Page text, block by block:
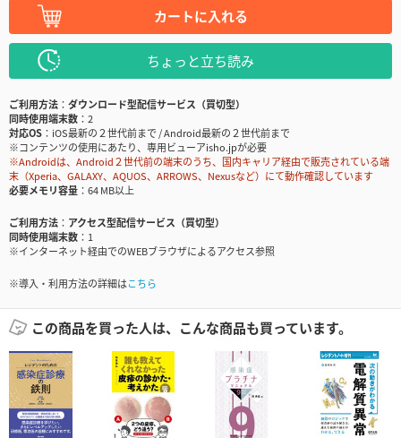
カートに入れる
ちょっと立ち読み
ご利用方法
ダウンロード型配信サービス（買切型）
同時使用端末数
2
対応OS
iOS最新の２世代前まで / Android最新の２世代前まで
※コンテンツの使用にあたり、専用ビューアisho.jpが必要
※Androidは、Android２世代前の端末のうち、国内キャリア経由で販売されている端
末（Xperia、GALAXY、AQUOS、ARROWS、Nexusなど）にて動作確認しています
必要メモリ容量
64 MB以上
ご利用方法
アクセス型配信サービス（買切型）
同時使用端末数
1
※インターネット経由でのWEBブラウザによるアクセス参照
※導入・利用方法の詳細はこちら
この商品を買った人は、こんな商品も買っています。